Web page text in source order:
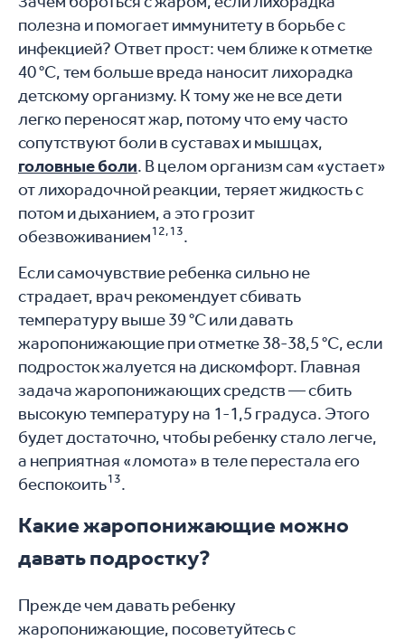
полезна и помогает иммунитету в борьбе с
инфекцией? Ответ прост: чем ближе к отметке
40 °C, тем больше вреда наносит лихорадка
детскому организму. К тому же не все дети
легко переносят жар, потому что ему часто
сопутствуют боли в суставах и мышцах,
головные боли. В целом организм сам «устает»
от лихорадочной реакции, теряет жидкость с
потом и дыханием, а это грозит
обезвоживанием12,13.
Если самочувствие ребенка сильно не
страдает, врач рекомендует сбивать
температуру выше 39 °C или давать
жаропонижающие при отметке 38-38,5 °C, если
подросток жалуется на дискомфорт. Главная
задача жаропонижающих средств — сбить
высокую температуру на 1-1,5 градуса. Этого
будет достаточно, чтобы ребенку стало легче,
а неприятная «ломота» в теле перестала его
беспокоить13.
Какие жаропонижающие можно
давать подростку?
Прежде чем давать ребенку
жаропонижающие, посоветуйтесь с